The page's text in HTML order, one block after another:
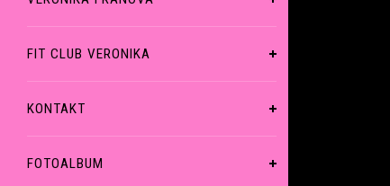
FIT CLUB VERONIKA
KONTAKT
FOTOALBUM